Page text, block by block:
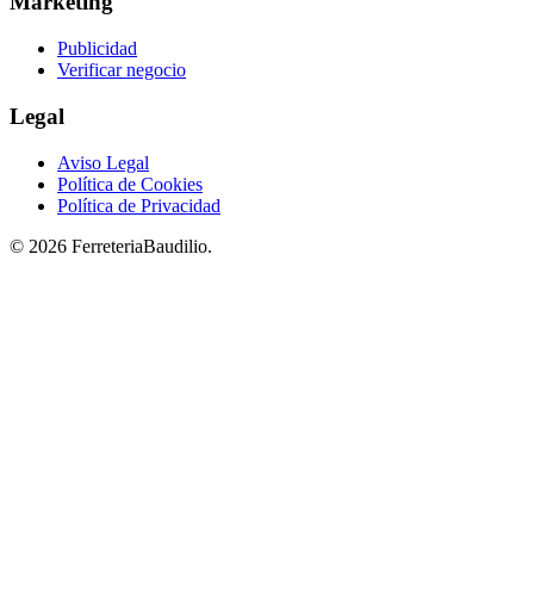
Publicidad
Verificar negocio
Legal
Aviso Legal
Política de Cookies
Política de Privacidad
© 2026 FerreteriaBaudilio.